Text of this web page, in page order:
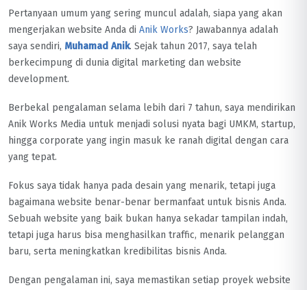
Pertanyaan umum yang sering muncul adalah, siapa yang akan
mengerjakan website Anda di Anik Works? Jawabannya adalah
saya sendiri, Muhamad Anik. Sejak tahun 2017, saya telah
berkecimpung di dunia digital marketing dan website
development.
Berbekal pengalaman selama lebih dari 7 tahun, saya mendirikan
Anik Works Media untuk menjadi solusi nyata bagi UMKM, startup,
hingga corporate yang ingin masuk ke ranah digital dengan cara
yang tepat.
Fokus saya tidak hanya pada desain yang menarik, tetapi juga
bagaimana website benar-benar bermanfaat untuk bisnis Anda.
Sebuah website yang baik bukan hanya sekadar tampilan indah,
tetapi juga harus bisa menghasilkan traffic, menarik pelanggan
baru, serta meningkatkan kredibilitas bisnis Anda.
Dengan pengalaman ini, saya memastikan setiap proyek website